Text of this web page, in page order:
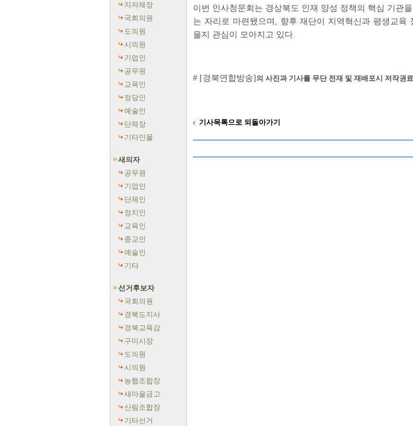
지자체장
국회의원
도의원
시의원
기업인
공무원
교육인
정당인
예술인
단체장
기타인물
새의자
공무원
기업인
단체인
정치인
교육인
종교인
예술인
기타
선거후보자
국회의원
경북도지사
경북교육감
구미시장
도의원
시의원
농협조합장
새마을금고
산림조합장
기타선거
이번 인사청문회는 경상북도 인재 양성 정책의 핵심 기관
는 자리로 마련됐으며, 향후 재단이 지역혁신과 평생교육
을지 관심이 모아지고 있다.
# [경북연합방송]의 사진과 기사를 무단 전재 및 재배포시 저작권
기사목록으로 되돌아가기